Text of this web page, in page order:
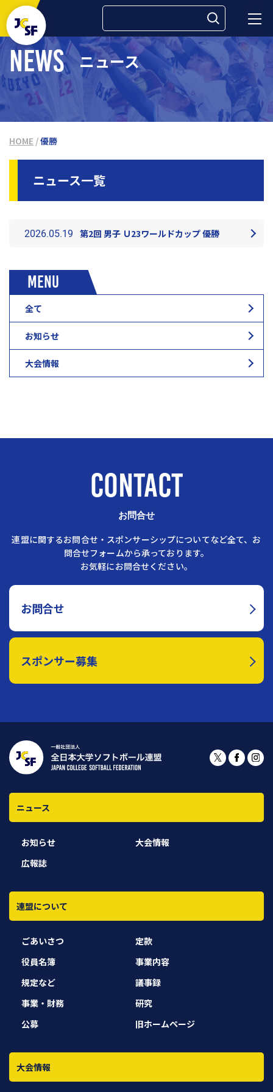
検索:
NEWS ニュース
HOME /優勝
ニュース一覧
MENU
全て
お知らせ
大会情報
2026.05.19 第2回 男子 Ｕ23ワールドカップ 優勝
CONTACT
お問合せ
連盟に関するお問合せ・スポンサーシップについてなど全て、お
問合せフォームから承っております。
お気軽にお問合せください。
お問合せ
スポンサー募集
ニュース
お知らせ
大会情報
広報誌
連盟について
ごあいさつ
定款
役員名簿
事業内容
規定など
議事録
事業・財務
研究
公募
旧ホームページ
大会情報